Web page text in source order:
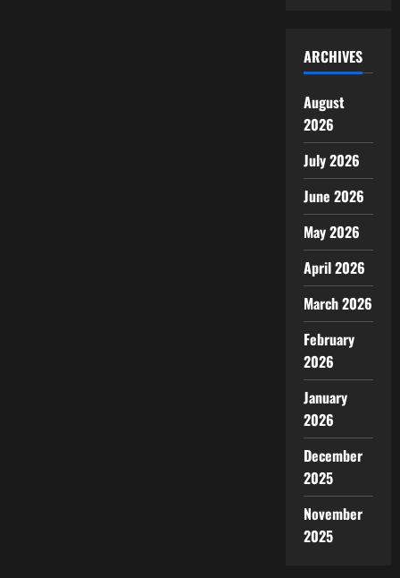
ARCHIVES
August
2026
July 2026
June 2026
May 2026
April 2026
March 2026
February
2026
January
2026
December
2025
November
2025